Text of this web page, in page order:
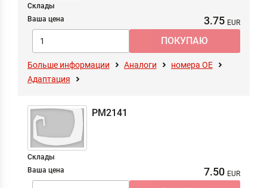
Склады
Ваша цена
3.75
Больше информации Аналоги
номера ОЕ
Адаптация
PM2141
Склады
Ваша цена
7.50